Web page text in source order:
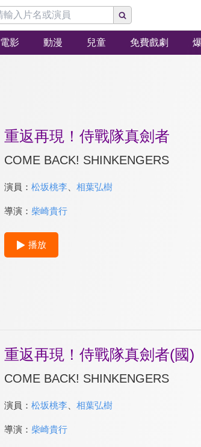
電影 動漫 兒童 免費戲劇
重返再現！侍戰隊真劍者
COME BACK! SHINKENGERS
演員： 松坂桃李 相葉弘樹
導演： 柴崎貴行
播放
重返再現！侍戰隊真劍者(國)
COME BACK! SHINKENGERS
演員： 松坂桃李 相葉弘樹
導演： 柴崎貴行